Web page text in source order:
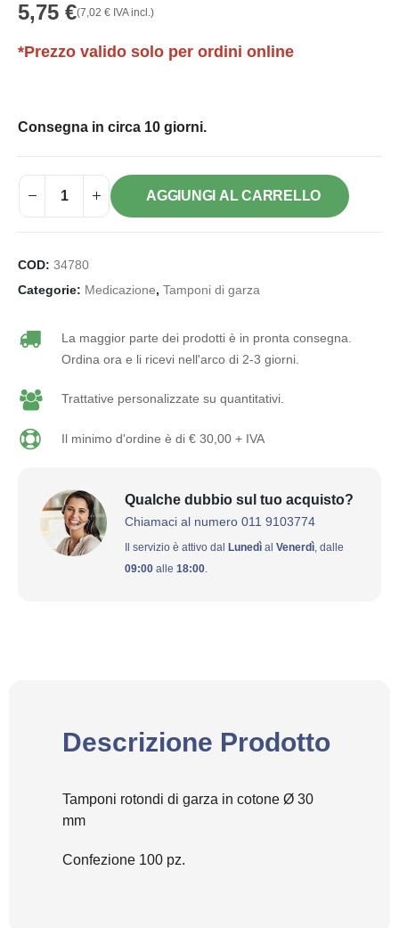
5,75 €(7,02 € IVA incl.)
*Prezzo valido solo per ordini online
Consegna in circa 10 giorni.
AGGIUNGI AL CARRELLO
COD: 34780
Categorie: Medicazione, Tamponi di garza
La maggior parte dei prodotti è in pronta consegna.
Ordina ora e li ricevi nell'arco di 2-3 giorni.
Trattative personalizzate su quantitativi.
Il minimo d'ordine è di € 30,00 + IVA
Qualche dubbio sul tuo acquisto?
Chiamaci al numero 011 9103774
Il servizio è attivo dal Lunedì al Venerdì, dalle
09:00 alle 18:00.
Descrizione Prodotto
Tamponi rotondi di garza in cotone Ø 30
mm
Confezione 100 pz.